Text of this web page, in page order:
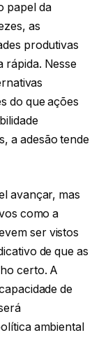
papel da
as
produtivas
rápida. Nesse
do que ações
a adesão tende
avançar, mas
como a
ser vistos
de que as
certo. A
de
ambiental